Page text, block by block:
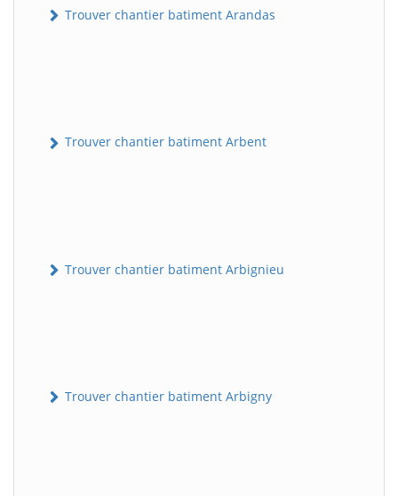
Trouver chantier batiment Arandas
Trouver chantier batiment Arbent
Trouver chantier batiment Arbignieu
Trouver chantier batiment Arbigny